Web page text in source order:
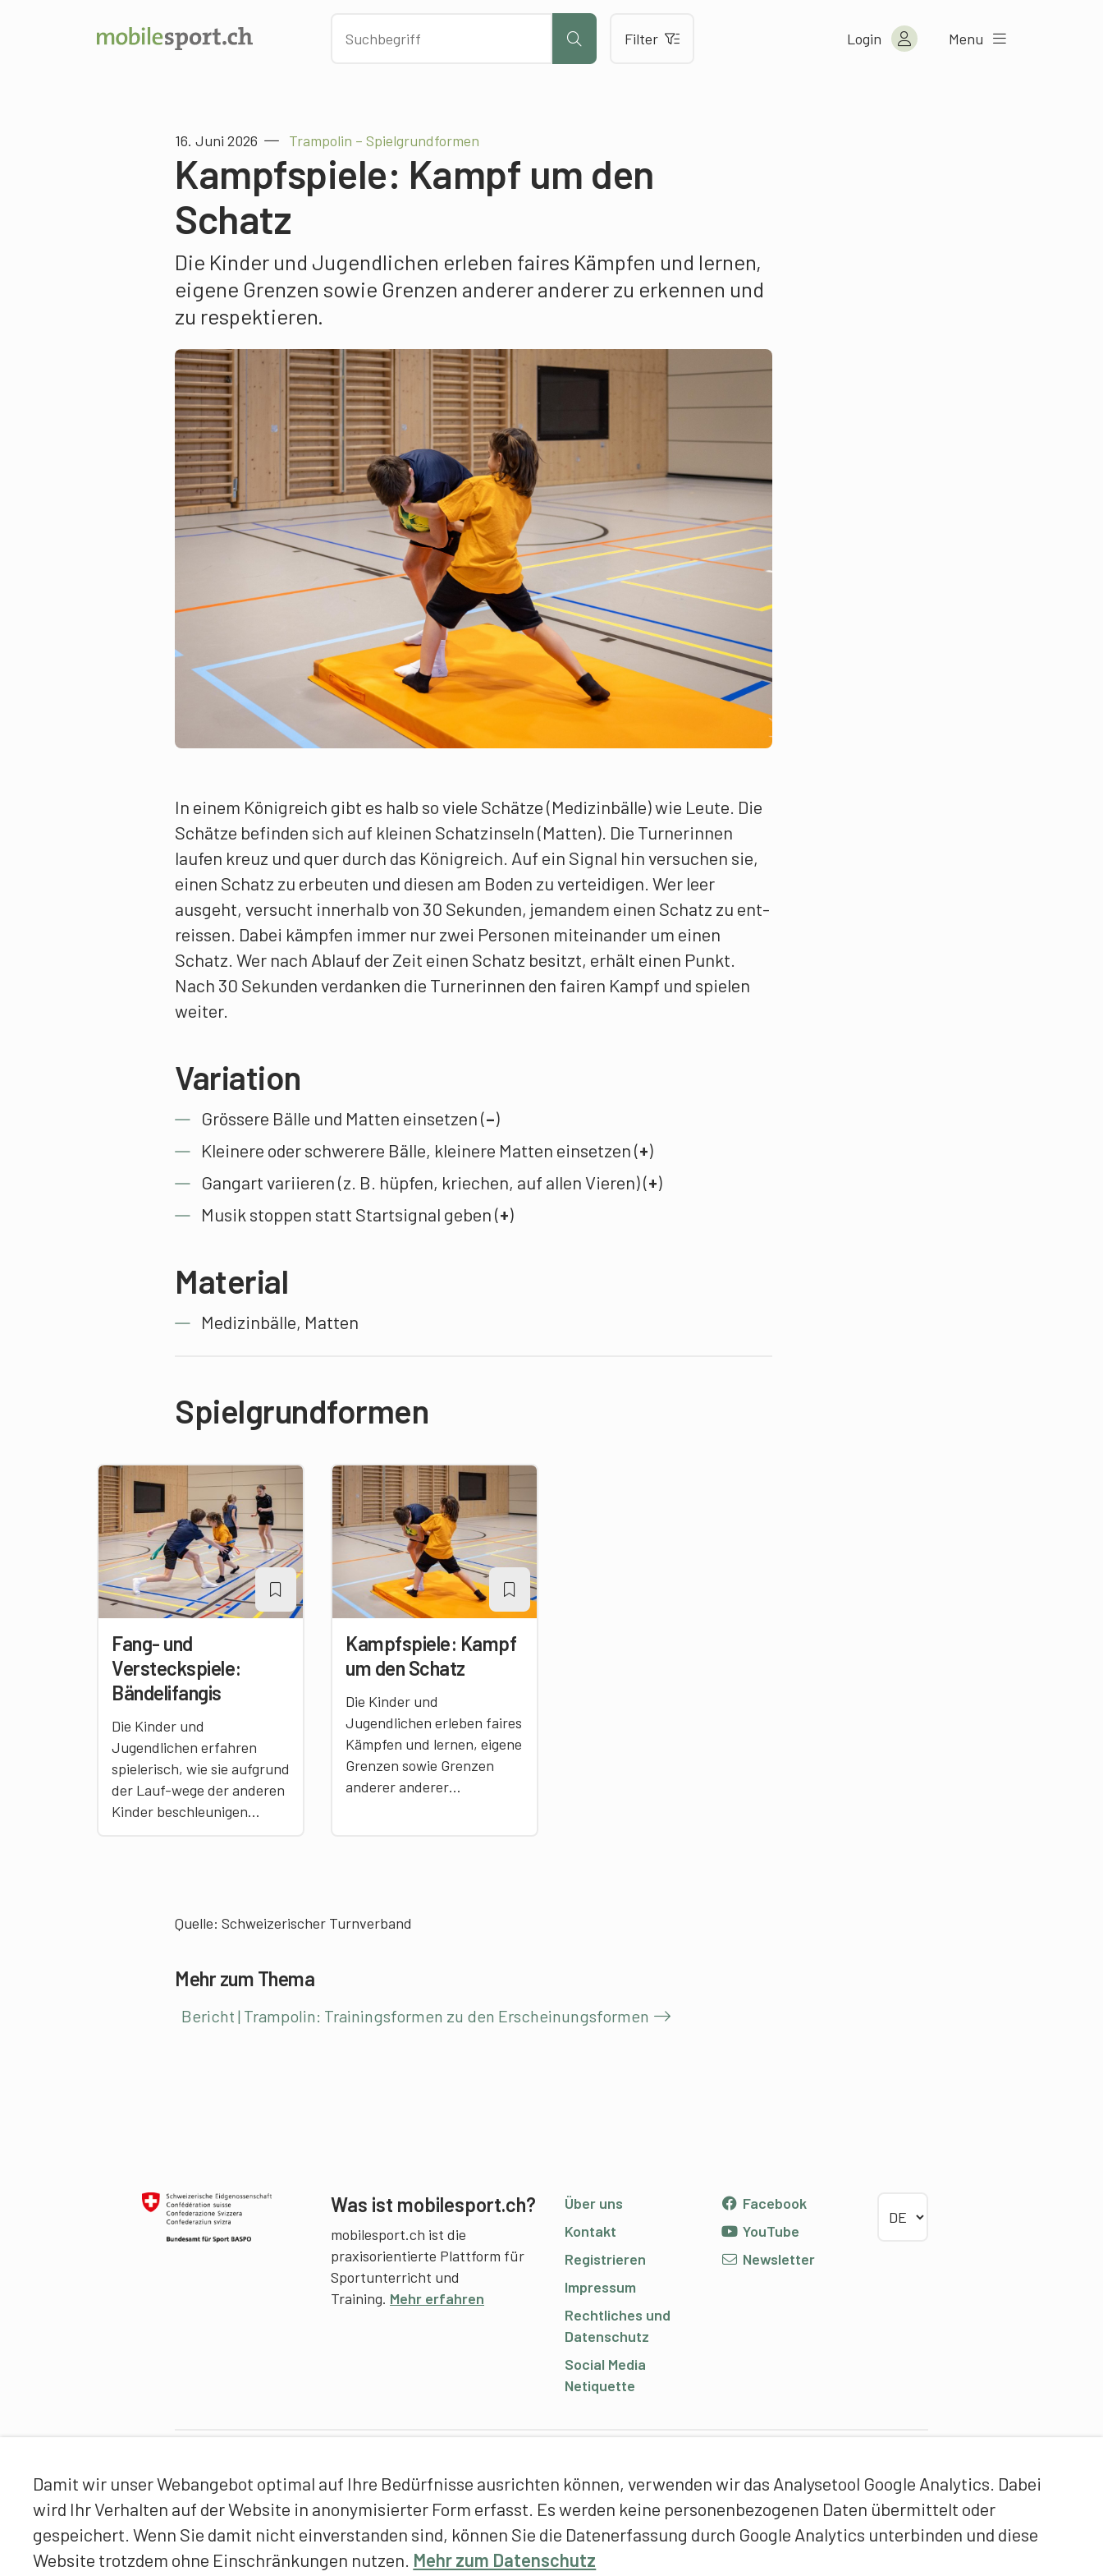
Damit wir unser Webangebot optimal auf Ihre Bedürfnisse ausrichten können, verwenden wir das Analysetool Google Analytics. Dabei
wird Ihr Verhalten auf der Website in anonymisierter Form erfasst. Es werden keine personenbezogenen Daten übermittelt oder
gespeichert. Wenn Sie damit nicht einverstanden sind, können Sie die Datenerfassung durch Google Analytics unterbinden und diese
Website trotzdem ohne Einschränkungen nutzen. Mehr zum Datenschutz
Filter Login Menu
16. Juni 2026 Trampolin – Spielgrundformen
Kampfspiele: Kampf um den
Schatz
Die Kinder und Jugendlichen erleben faires Kämpfen und lernen,
eigene Grenzen sowie Grenzen anderer anderer zu erkennen und
zu respektieren.
In einem Königreich gibt es halb so viele Schätze (Medizinbälle) wie Leute. Die
Schätze befinden sich auf kleinen Schatzinseln (Matten). Die Turnerinnen
laufen kreuz und quer durch das Königreich. Auf ein Signal hin versuchen sie,
einen Schatz zu erbeuten und diesen am Boden zu verteidigen. Wer leer
ausgeht, versucht innerhalb von 30 Sekunden, jemandem einen Schatz zu ent-
reissen. Dabei kämpfen immer nur zwei Personen miteinander um einen
Schatz. Wer nach Ablauf der Zeit einen Schatz besitzt, erhält einen Punkt.
Nach 30 Sekunden verdanken die Turnerinnen den fairen Kampf und spielen
weiter.
Variation
Grössere Bälle und Matten einsetzen (–)
Kleinere oder schwerere Bälle, kleinere Matten einsetzen (+)
Gangart variieren (z. B. hüpfen, kriechen, auf allen Vieren) (+)
Musik stoppen statt Startsignal geben (+)
Material
Medizinbälle, Matten
Spielgrundformen
Fang- und
Versteckspiele:
Bändelifangis
Die Kinder und
Jugendlichen erfahren
spielerisch, wie sie aufgrund
der Lauf-wege der anderen
Kinder beschleunigen…
Kampfspiele: Kampf
um den Schatz
Die Kinder und
Jugendlichen erleben faires
Kämpfen und lernen, eigene
Grenzen sowie Grenzen
anderer anderer…
Quelle: Schweizerischer Turnverband
Mehr zum Thema
Bericht | Trampolin: Trainingsformen zu den Erscheinungsformen
Was ist mobilesport.ch?
mobilesport.ch ist die
praxisorientierte Plattform für
Sportunterricht und
Training. Mehr erfahren
Über uns
Kontakt
Registrieren
Impressum
Rechtliches und
Datenschutz
Social Media
Netiquette
Facebook
YouTube
Newsletter
Eidgenössische Hochschule
für Sport Magglingen EHSM
Trainerbildung Schweiz